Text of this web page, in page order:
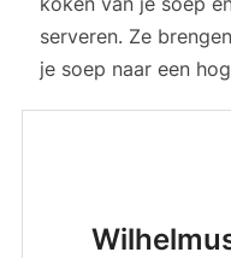
serveren. Ze
je soep naar een